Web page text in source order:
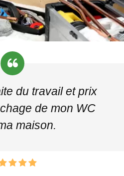
du travail et prix
de mon WC
maison.